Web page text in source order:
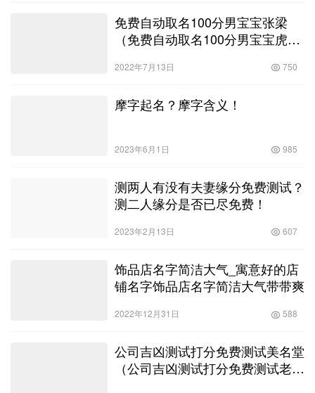
十大排名及英文名是什么
在现代社会，给新生儿起名是一个举足轻重的任务。一个好的名字
格发展。因此，许多新妈妈会开始寻找适合自己孩子的名字。而在
904
免费自动取名100分男宝宝张梁
（免费自动取名100分男宝宝虎
年）
2022年7月13日 750
摩字起名？摩字含义！
2023年6月1日 985
测两人有没有夫妻缘分免费测试？
测二人缘分是否已尽免费！